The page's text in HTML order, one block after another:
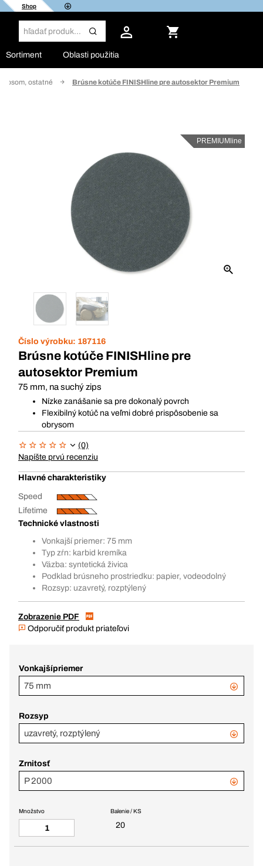
Shop
Sortiment Oblasti použitia
ostatné Brúsne kotúče FINISHline pre autosektor Premium
PREMIUMline
Číslo výrobku: 187116
Brúsne kotúče FINISHline pre
autosektor Premium
75 mm, na suchý zips
Nízke zanášanie sa pre dokonalý povrch
Flexibilný kotúč na veľmi dobré prispôsobenie sa
obrysom
(0)
Napíšte prvú recenziu
Hlavné charakteristiky
Speed
Lifetime
Technické vlastnosti
Vonkajší priemer: 75 mm
Typ zŕn: karbid kremíka
Väzba: syntetická živica
Podklad brúsneho prostriedku: papier, vodeodolný
Rozsyp: uzavretý, rozptýlený
Zobrazenie PDF
Odporučiť produkt priateľovi
Vonkajšípriemer
75 mm
Rozsyp
uzavretý, rozptýlený
Zrnitosť
P 2000
Balenie / KS
20
Množstvo